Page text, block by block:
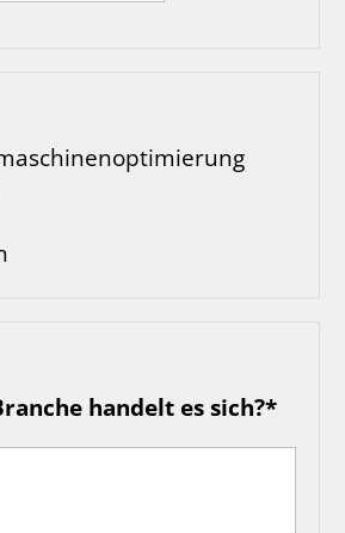
neu erstellt werden
und Logo werden vom
handelt es sich?*